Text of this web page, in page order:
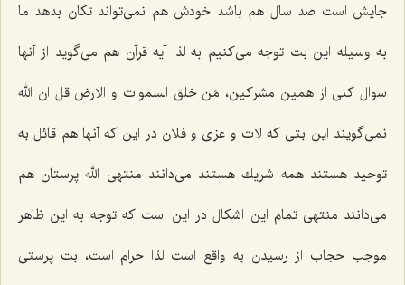
جایش است صد سال هم باشد خودش هم نمی‌تواند تكان بدهد ما
به وسیله این بت توجه می‌كنیم به لذا آیه قرآن هم می‌گوید از آنها
سوال كنی از همین مشركین، مَن خلق السموات و الارض قل ان الله
نمی‌گویند این بتی كه لات و عزی و فلان در این كه آنها هم قائل به
توحید هستند همه شریك هستند می‌دانند منتهی الله پرستان هم
می‌دانند منتهی تمام این اشكال در این است كه توجه به این ظاهر
موجب حجاب از رسیدن به واقع است لذا حرام است، بت پرستی